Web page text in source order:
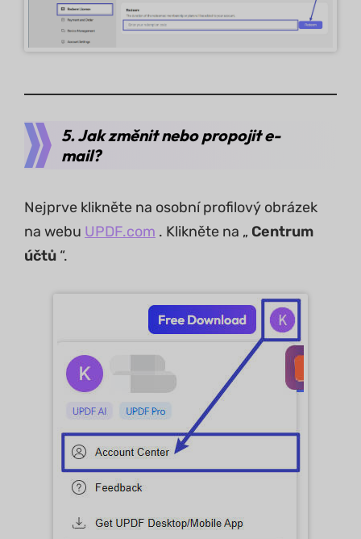
5. Jak změnit nebo propojit e-
mail?
Nejprve klikněte na osobní profilový obrázek
na webu UPDF.com . Klikněte na „ Centrum
účtů “.